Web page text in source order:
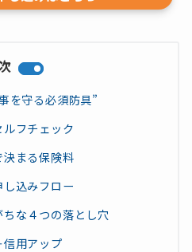
を守る必須防具”
ルフチェック
決まる保険料
し込みフロー
ちな４つの落とし穴
信用アップ